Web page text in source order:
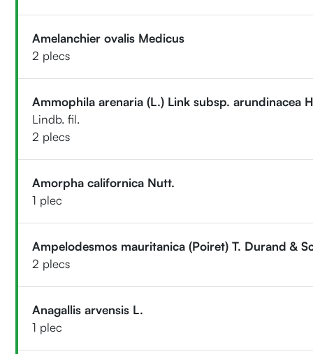
Amelanchier ovalis Medicus
2 plecs
Ammophila arenaria (L.) Link subsp. arundinacea
Lindb. fil.
2 plecs
Amorpha californica Nutt.
1 plec
Ampelodesmos mauritanica (Poiret) T. Durand &
2 plecs
Anagallis arvensis L.
1 plec